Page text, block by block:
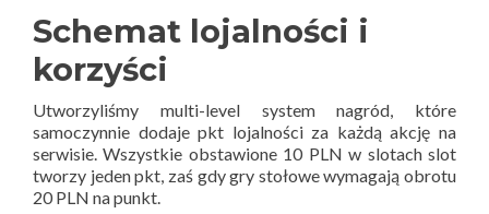
Schemat lojalności i
korzyści
Utworzyliśmy multi-level system nagród, które
samoczynnie dodaje pkt lojalności za każdą akcję na
serwisie. Wszystkie obstawione 10 PLN w slotach slot
tworzy jeden pkt, zaś gdy gry stołowe wymagają obrotu
20 PLN na punkt.